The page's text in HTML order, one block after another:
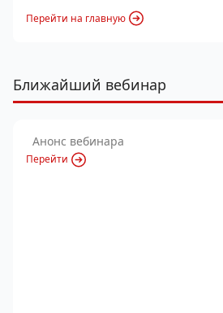
Перейти на главную
Ближайший вебинар
Анонс вебинара
Перейти